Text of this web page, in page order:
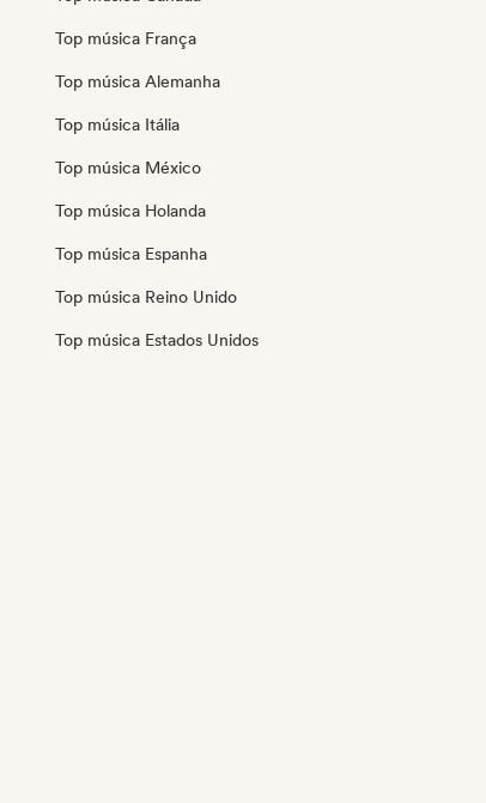
Top música França
Top música Alemanha
Top música Itália
Top música México
Top música Holanda
Top música Espanha
Top música Reino Unido
Top música Estados Unidos